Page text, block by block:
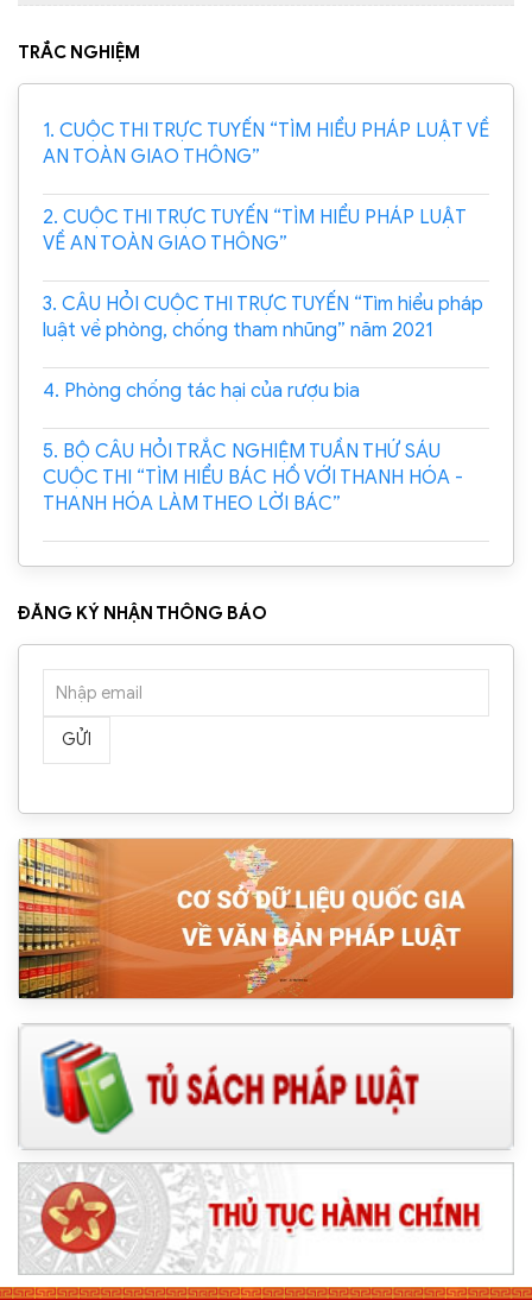
TRẮC NGHIỆM
1. CUỘC THI TRỰC TUYẾN “TÌM HIỂU PHÁP LUẬT VỀ
AN TOÀN GIAO THÔNG”
2. CUỘC THI TRỰC TUYẾN “TÌM HIỂU PHÁP LUẬT
VỀ AN TOÀN GIAO THÔNG”
3. CÂU HỎI CUỘC THI TRỰC TUYẾN “Tìm hiểu pháp
luật về phòng, chống tham nhũng” năm 2021
4. Phòng chống tác hại của rượu bia
5. BỘ CÂU HỎI TRẮC NGHIỆM TUẦN THỨ SÁU
CUỘC THI “TÌM HIỂU BÁC HỒ VỚI THANH HÓA -
THANH HÓA LÀM THEO LỜI BÁC”
ĐĂNG KÝ NHẬN THÔNG BÁO
GỬI